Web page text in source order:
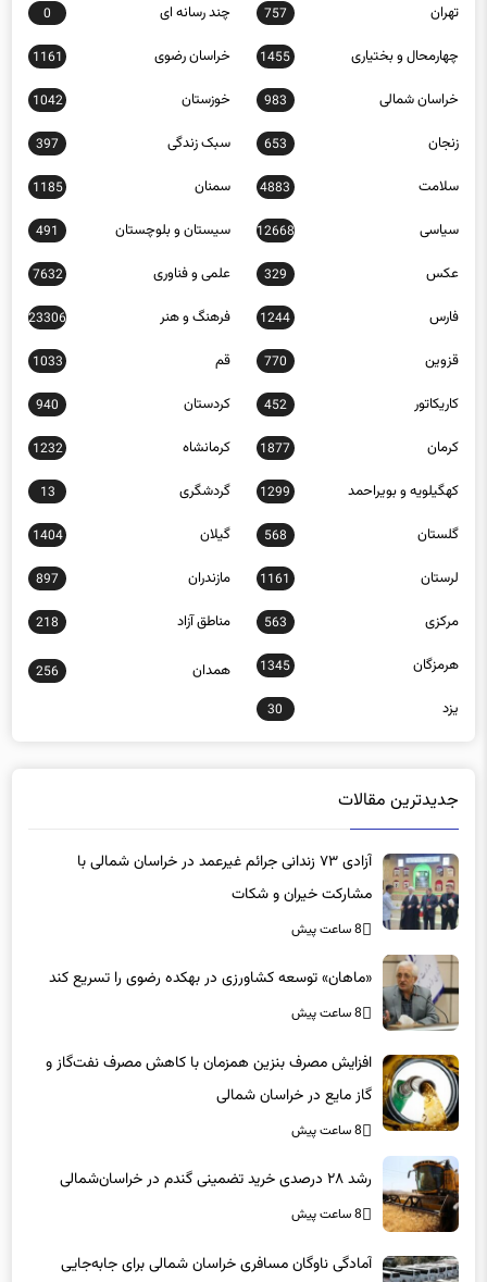
تهران 757 چند رسانه ای 0
چهارمحال و بختیاری 1455 خراسان رضوی 1161
خراسان شمالی 983 خوزستان 1042
زنجان 653 سبک زندگی 397
سلامت 4883 سمنان 1185
سیاسی 12668 سیستان و بلوچستان 491
عکس 329 علمی و فناوری 7632
فارس 1244 فرهنگ و هنر 23306
قزوین 770 قم 1033
کاریکاتور 452 کردستان 940
کرمان 1877 کرمانشاه 1232
کهگیلویه و بویراحمد 1299 گردشگری 13
گلستان 568 گیلان 1404
لرستان 1161 مازندران 897
مرکزی 563 مناطق آزاد 218
هرمزگان 1345 همدان 256
یزد 30
جدیدترین مقالات
آزادی ۷۳ زندانی جرائم غیرعمد در خراسان شمالی با
مشارکت خیران و شکات
8 ساعت پیش
«ماهان» توسعه کشاورزی در بهکده رضوی را تسریع کند
8 ساعت پیش
افزایش مصرف بنزین همزمان با کاهش مصرف نفت‌گاز و
گاز مایع در خراسان شمالی
8 ساعت پیش
رشد ۲۸ درصدی خرید تضمینی گندم در خراسان‌شمالی
8 ساعت پیش
آمادگی ناوگان مسافری خراسان شمالی برای جابه‌جایی